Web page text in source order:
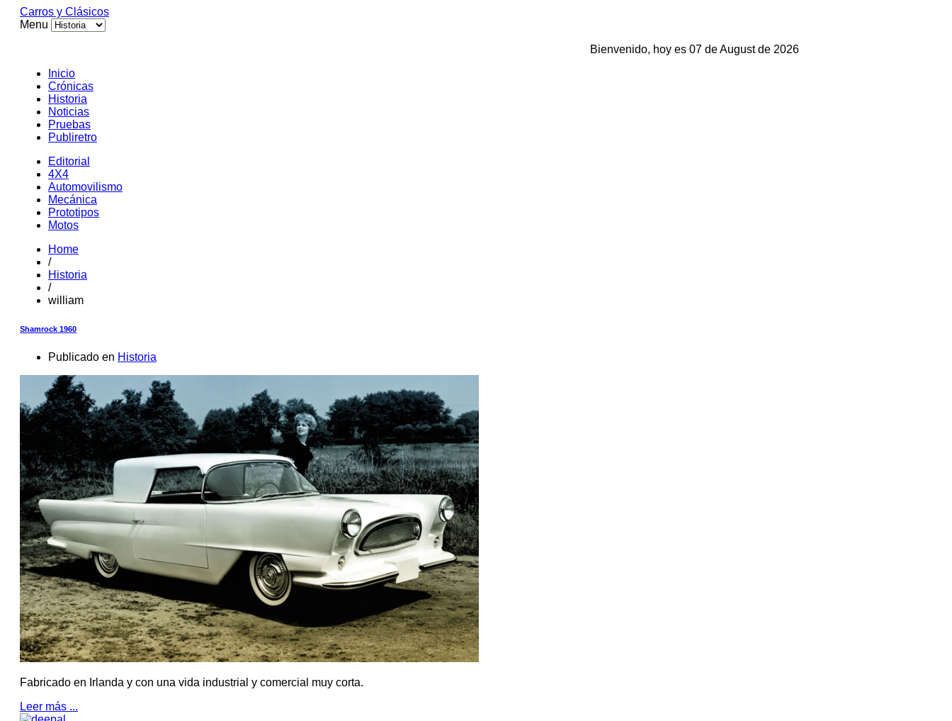
Carros y Clásicos
Menu
Bienvenido, hoy es 07 de August de 2026
Inicio
Crónicas
Historia
Noticias
Pruebas
Publiretro
Editorial
4X4
Automovilismo
Mecánica
Prototipos
Motos
Home
/
Historia
/
william
Shamrock 1960
Publicado en Historia
Fabricado en Irlanda y con una vida industrial y comercial muy corta.
Leer más ...